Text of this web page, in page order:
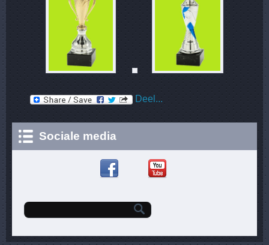
Deel...
Sociale media
Zoekveld